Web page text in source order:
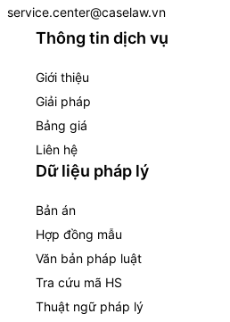
service.center@caselaw.vn
Thông tin dịch vụ
Giới thiệu
Giải pháp
Bảng giá
Liên hệ
Dữ liệu pháp lý
Bản án
Hợp đồng mẫu
Văn bản pháp luật
Tra cứu mã HS
Thuật ngữ pháp lý